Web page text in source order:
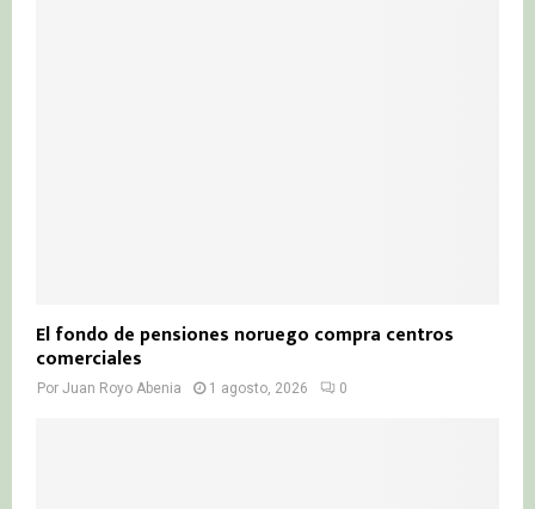
El fondo de pensiones noruego compra centros
comerciales
Por Juan Royo Abenia 1 agosto, 2026 0